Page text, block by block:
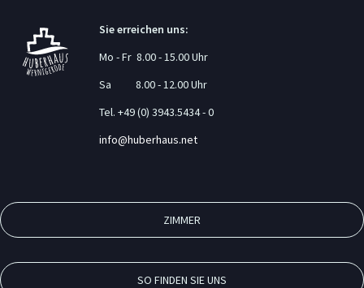
Sie erreichen uns:
Mo - Fr 8.00 - 15.00 Uhr
Sa 8.00 - 12.00 Uhr
Tel. +49 (0) 3943.5434 - 0
info@huberhaus.net
ZIMMER
SO FINDEN SIE UNS